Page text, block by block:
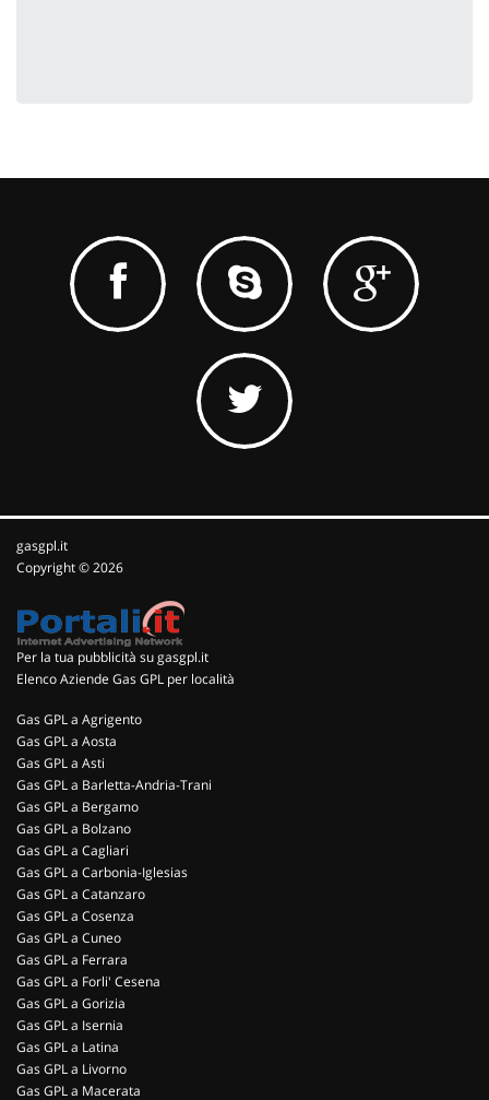
gasgpl.it
Copyright © 2026
Per la tua pubblicità su gasgpl.it
Elenco Aziende Gas GPL per località
Gas GPL a Agrigento
Gas GPL a Aosta
Gas GPL a Asti
Gas GPL a Barletta-Andria-Trani
Gas GPL a Bergamo
Gas GPL a Bolzano
Gas GPL a Cagliari
Gas GPL a Carbonia-Iglesias
Gas GPL a Catanzaro
Gas GPL a Cosenza
Gas GPL a Cuneo
Gas GPL a Ferrara
Gas GPL a Forli' Cesena
Gas GPL a Gorizia
Gas GPL a Isernia
Gas GPL a Latina
Gas GPL a Livorno
Gas GPL a Macerata